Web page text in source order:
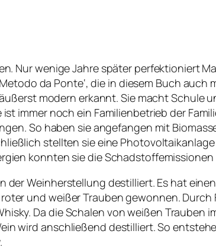
Nur wenige Jahre später perfektioniert
da Ponte‘, die in diesem Buch
modern erkannt. Sie macht Schule
immer noch ein Familienbetrieb der
So haben sie angefangen mit
stellten sie eine
konnten sie die
Weinherstellung destilliert. Es hat
und weißer Trauben gewonnen. Durch
Da die Schalen von weißen Trauben
wird anschließend destilliert. So